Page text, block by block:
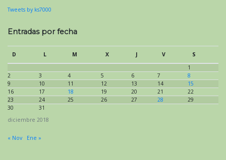
Tweets by ks7000
Entradas por fecha
diciembre 2018
D L M X J V
S
1
2
3 4 5 6 7
8
9
10 11 12 13 14
15
16
17 18 19 20 21
22
23
24 25 26 27 28
29
30
31
« Nov Ene »